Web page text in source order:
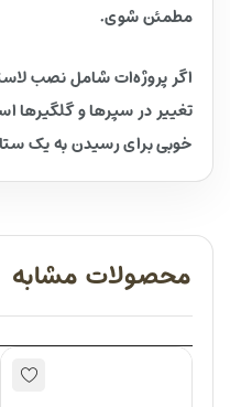
مطمئن شوی.
اگر پروژه‌ات شامل نصب
تغییر در سپرها و گلگیرها
خوبی برای رسیدن به یک
محصولات مشابه